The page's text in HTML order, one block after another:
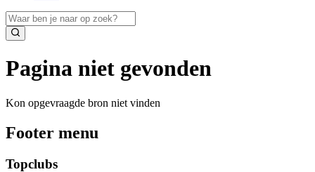
Pagina niet gevonden
Kon opgevraagde bron niet vinden
Footer menu
Topclubs